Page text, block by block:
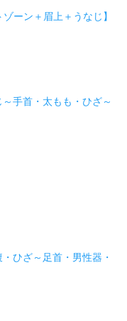
ーン＋眉上＋うなじ】
手首・太もも・ひざ～
ひざ～足首・男性器・